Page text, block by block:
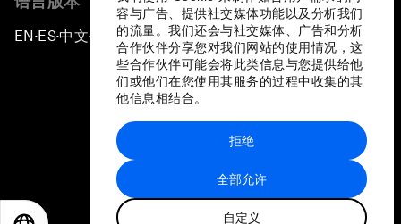
容与广告、提供社交媒体功能以及分析我们
的流量。我们还会与社交媒体、广告和分析
合作伙伴分享您对我们网站的使用情况，这
些合作伙伴可能会将此类信息与您提供给他
们或他们在您使用其服务的过程中收集的其
他信息相结合。
全部允许
自定义
拒绝
EN ▪ES▪中文▪ 日本語
站点地图